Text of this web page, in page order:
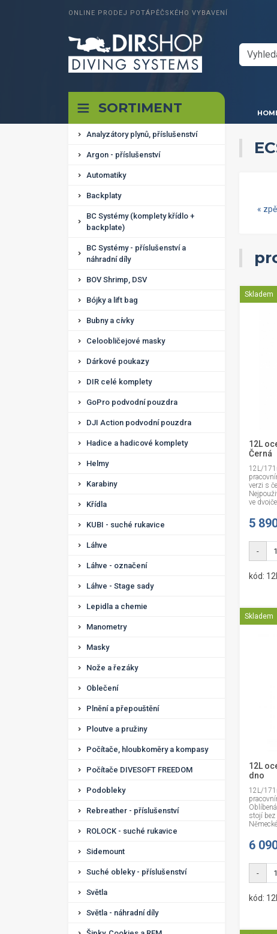
ONLINE PRODEJ POTÁPĚČSKÉHO VYBAVENÍ
SORTIMENT
Analyzátory plynů, příslušenství
Argon - příslušenství
Automatiky
Backplaty
BC Systémy (komplety křídlo +
backplate)
BC Systémy - příslušenství a
náhradní díly
BOV Shrimp, DSV
Bójky a lift bag
Bubny a cívky
Celoobličejové masky
Dárkové poukazy
DIR celé komplety
GoPro podvodní pouzdra
DJI Action podvodní pouzdra
Hadice a hadicové komplety
Helmy
Karabiny
Křídla
KUBI - suché rukavice
Láhve
Láhve - označení
Láhve - Stage sady
Lepidla a chemie
Manometry
Masky
Nože a řezáky
Oblečení
Plnění a přepouštění
Ploutve a pružiny
Počítače, hloubkoměry a kompasy
Počítače DIVESOFT FREEDOM
Podobleky
Rebreather - příslušenství
ROLOCK - suché rukavice
Sidemount
Suché obleky - příslušenství
Světla
Světla - náhradní díly
«
Skladem
12L
Černá
12L/
verzi s
ve
5
-
kód:
Skladem
12L
dno
12L/
stojí bez
6
-
kód: